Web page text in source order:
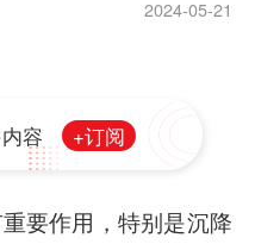
2024-05-21
容 +订阅
要作用，特别是沉降